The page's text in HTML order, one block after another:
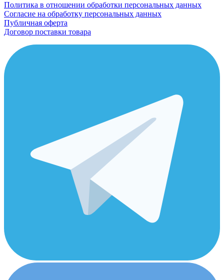
Политика в отношении обработки персональных данных
Согласие на обработку персональных данных
Публичная оферта
Договор поставки товара